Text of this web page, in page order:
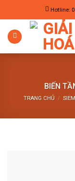
content
Hotline:
BIẾN
TRANG CHỦ /